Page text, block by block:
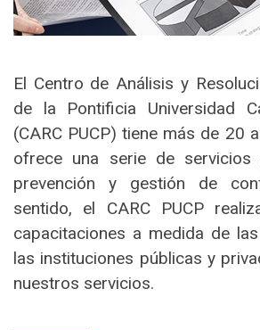
El Centro de Análisis y
de la Pontificia Universidad
(CARC PUCP) tiene más de 20
ofrece una serie de servicios
prevención y gestión de
sentido, el CARC PUCP
capacitaciones a medida de
las instituciones públicas y
nuestros servicios.